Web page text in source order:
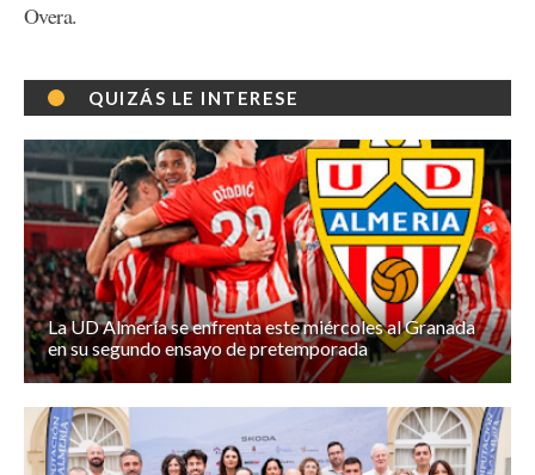
Overa.
QUIZÁS LE INTERESE
La UD Almería se enfrenta este miércoles al Granada
en su segundo ensayo de pretemporada